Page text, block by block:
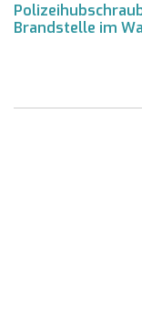
Brandstelle im